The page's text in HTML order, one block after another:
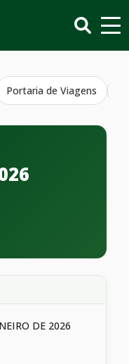
Portaria de Viagens
DE 2026